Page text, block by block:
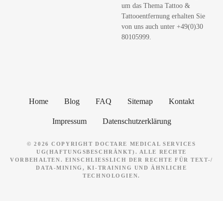
um das Thema Tattoo &
Tattooentfernung erhalten Sie
von uns auch unter +49(0)30
80105999.
Home Blog FAQ Sitemap Kontakt
Impressum Datenschutzerklärung
© 2026 COPYRIGHT DOCTARE MEDICAL SERVICES
UG(HAFTUNGSBESCHRÄNKT). ALLE RECHTE
VORBEHALTEN. EINSCHLIESSLICH DER RECHTE FÜR TEXT-/ D
ATA-MINING, KI-TRAINING UND ÄHNLICHE T
ECHNOLOGIEN.